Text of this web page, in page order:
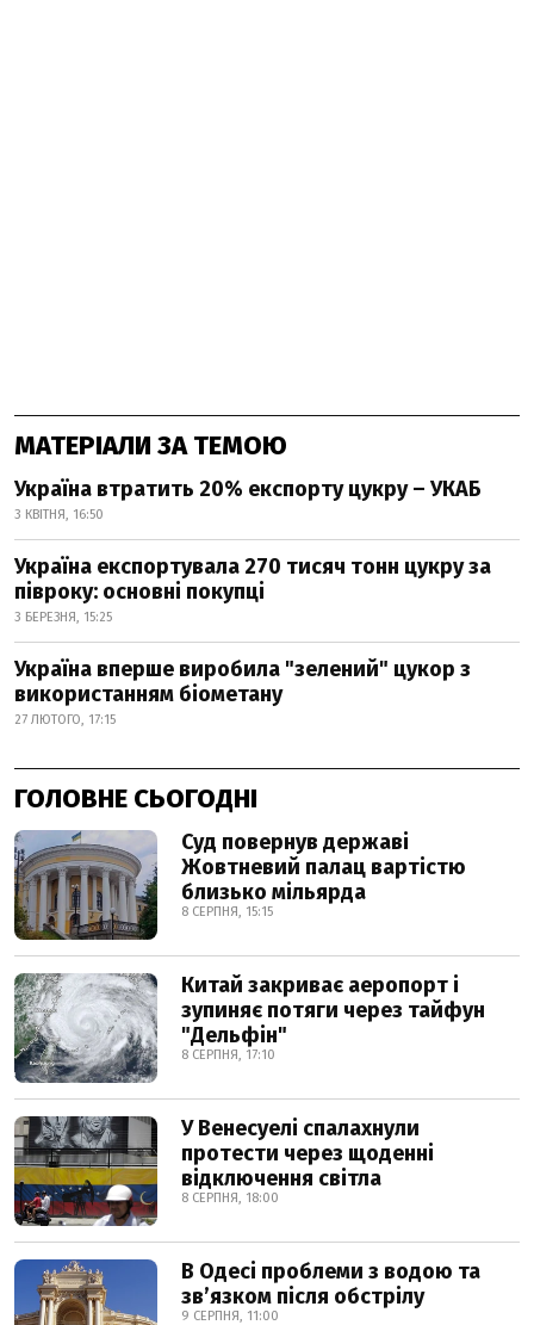
МАТЕРІАЛИ ЗА ТЕМОЮ
Україна втратить 20% експорту цукру – УКАБ
3 КВІТНЯ, 16:50
Україна експортувала 270 тисяч тонн цукру за
півроку: основні покупці
3 БЕРЕЗНЯ, 15:25
Україна вперше виробила "зелений" цукор з
використанням біометану
27 ЛЮТОГО, 17:15
ГОЛОВНЕ СЬОГОДНІ
Суд повернув державі
Жовтневий палац вартістю
близько мільярда
8 СЕРПНЯ, 15:15
Китай закриває аеропорт і
зупиняє потяги через тайфун
"Дельфін"
8 СЕРПНЯ, 17:10
У Венесуелі спалахнули
протести через щоденні
відключення світла
8 СЕРПНЯ, 18:00
В Одесі проблеми з водою та
звʼязком після обстрілу
9 СЕРПНЯ, 11:00